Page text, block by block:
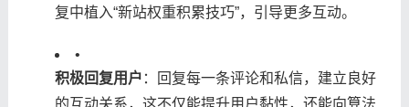
复中植入“新站权重积累技巧”，引导更多互动。
•
​积极回复用户​ ​：回复每一条评论和私信，建立良好
的互动关系，这不仅能提升用户黏性，还能向算法